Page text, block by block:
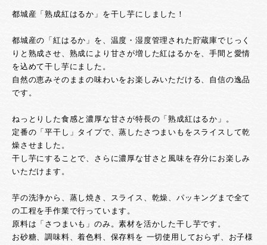
都城産「熟成紅はるか」を干し芋にしました！
都城産の「紅はるか」を、温度・湿度管理された貯蔵庫でじっく
りと熟成させ、熟成により甘さが増した紅はるかを、手間と愛情
を込めて干し芋にました。
自然の恵みそのままの味わいをお楽しみいただける、自信の逸品
です。
ねっとりした食感と濃厚な甘さが特長の「熟成紅はるか」。
定番の「平干し」タイプで、蒸したさつまいもをスライスして乾
燥させました。
干し芋にすることで、さらに濃厚な甘さと風味を存分にお楽しみ
いただけます。
芋の洗浄から、蒸し焼き、スライス、乾燥、パッキングまで全て
の工程を手作業で行っています。
原料は「さつまいも」のみ。素材を活かした干し芋です。
お砂糖、調味料、着色料、保存料を 一切使用しておらず、お子様